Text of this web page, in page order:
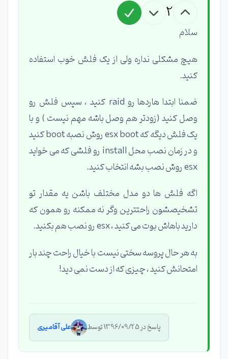
2
سلام
هیچ مشکلی نداره ولی از یک فلش خوب استفاده
کنید.
ضمنا ابتدا هاردها رو raid کنید ، سپس فلش رو
وصل کنید (زودتر هم وصل باشه مهم نیست ) و با
یک فلش دیگه که esx boot روش نصبه boot کنید
و در زمان نصب محل install رو فلشی که می خواید
esx روش نصب بشه انتخاب کنید.
اگه فلش ها دو مدل مختلف باشن یه مقدار تو
تشخیصشون راحتترین وگر نه ممکنه رو همون که
دارید باهاش بوت می کنید ، esx رو نصب هم بکنید.
به هر حال پروسه سختی نیست با خیال راحت چند بار
امتحانش کنید ، چیزی که از دست نمی دید!
پاسخ در 1396/09/25 توسط علی آقامیری